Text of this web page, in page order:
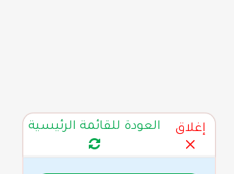
إغلاق العودة للقائمة الرئيسية